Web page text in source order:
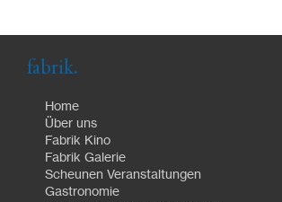
fabrik.
Home
Über uns
Fabrik Kino
Fabrik Galerie
Scheunen Veranstaltungen
Gastronomie